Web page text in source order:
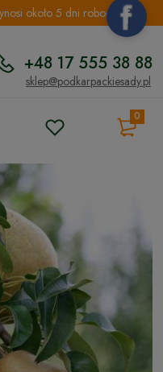
około 5 dni roboczych.
+48 17 555 38 88
sklep@podkarpackiesady.pl
0